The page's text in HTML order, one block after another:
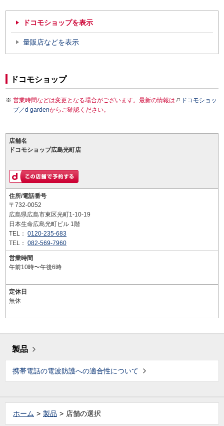
ドコモショップを表示
量販店などを表示
ドコモショップ
営業時間などは変更となる場合がございます。最新の情報は
ドコモショッ
プ／d gardenからご確認ください。
店舗名
ドコモショップ広島光町店
住所/電話番号
〒732-0052
広島県広島市東区光町1-10-19
日本生命広島光町ビル 1階
TEL： 0120-235-683
TEL： 082-569-7960
営業時間
午前10時〜午後6時
定休日
無休
製品
携帯電話の電波防護への適合性について
ホーム 製品 店舗の選択